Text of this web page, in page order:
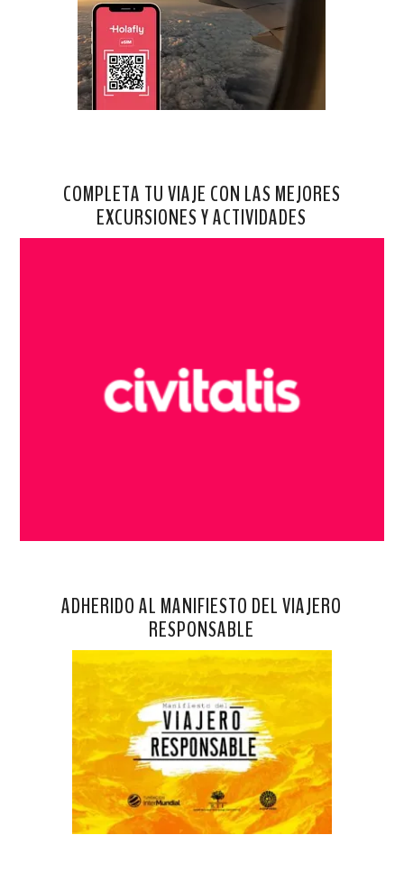
COMPLETA TU VIAJE CON LAS MEJORES
EXCURSIONES Y ACTIVIDADES
ADHERIDO AL MANIFIESTO DEL VIAJERO
RESPONSABLE